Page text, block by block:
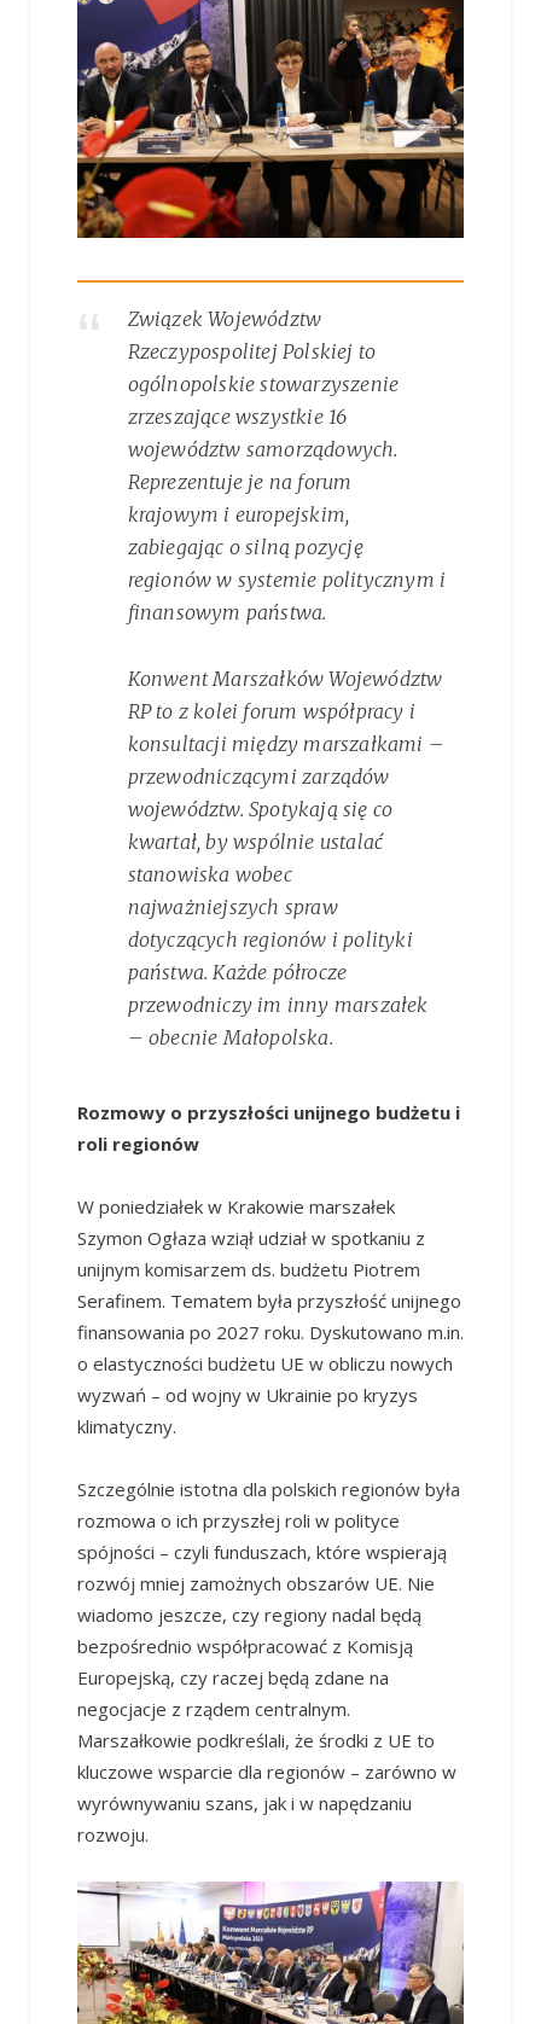
Związek Województw
Rzeczypospolitej Polskiej to
ogólnopolskie stowarzyszenie
zrzeszające wszystkie 16
województw samorządowych.
Reprezentuje je na forum
krajowym i europejskim,
zabiegając o silną pozycję
regionów w systemie politycznym i
finansowym państwa.
Konwent Marszałków Województw
RP to z kolei forum współpracy i
konsultacji między marszałkami –
przewodniczącymi zarządów
województw. Spotykają się co
kwartał, by wspólnie ustalać
stanowiska wobec
najważniejszych spraw
dotyczących regionów i polityki
państwa. Każde półrocze
przewodniczy im inny marszałek
– obecnie Małopolska.
Rozmowy o przyszłości unijnego budżetu i
roli regionów
W poniedziałek w Krakowie marszałek
Szymon Ogłaza wziął udział w spotkaniu z
unijnym komisarzem ds. budżetu Piotrem
Serafinem. Tematem była przyszłość unijnego
finansowania po 2027 roku. Dyskutowano m.in.
o elastyczności budżetu UE w obliczu nowych
wyzwań – od wojny w Ukrainie po kryzys
klimatyczny.
Szczególnie istotna dla polskich regionów była
rozmowa o ich przyszłej roli w polityce
spójności – czyli funduszach, które wspierają
rozwój mniej zamożnych obszarów UE. Nie
wiadomo jeszcze, czy regiony nadal będą
bezpośrednio współpracować z Komisją
Europejską, czy raczej będą zdane na
negocjacje z rządem centralnym.
Marszałkowie podkreślali, że środki z UE to
kluczowe wsparcie dla regionów – zarówno w
wyrównywaniu szans, jak i w napędzaniu
rozwoju.